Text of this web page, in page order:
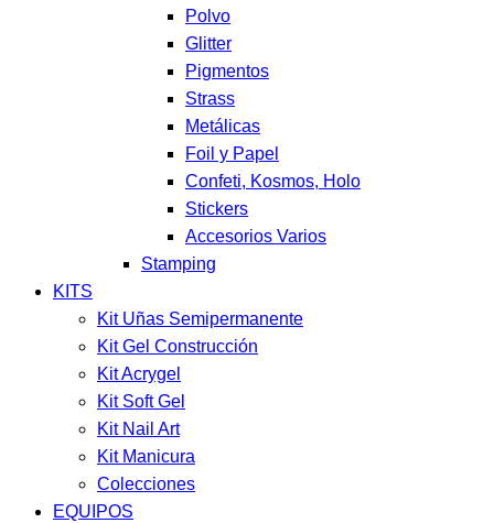
Polvo
Glitter
Pigmentos
Strass
Metálicas
Foil y Papel
Confeti, Kosmos, Holo
Stickers
Accesorios Varios
Stamping
KITS
Kit Uñas Semipermanente
Kit Gel Construcción
Kit Acrygel
Kit Soft Gel
Kit Nail Art
Kit Manicura
Colecciones
EQUIPOS